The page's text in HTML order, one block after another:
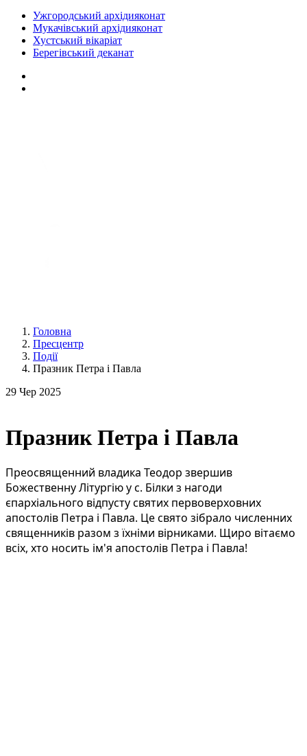
Ужгородський архідияконат
Мукачівський архідияконат
Хустський вікаріат
Берегівський деканат
Головна
Пресцентр
Події
Празник Петра і Павла
29 Чер 2025
Празник Петра і Павла
Преосвященний владика Теодор звершив
Божественну Літургію у с. Білки з нагоди
єпархіального відпусту святих первоверховних
апостолів Петра і Павла. Це свято зібрало численних
священників разом з їхніми вірниками. Щиро вітаємо
всіх, хто носить ім'я апостолів Петра і Павла!